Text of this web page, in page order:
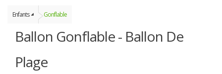
Enfants Gonflable
Ballon Gonflable - Ballon De
Plage